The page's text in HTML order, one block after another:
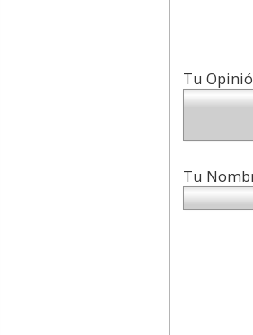
Tu
Tu